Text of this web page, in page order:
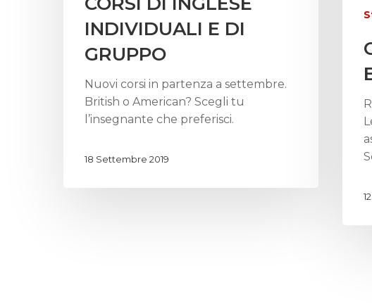
INDIVIDUALI E DI
GRUPPO
Nuovi corsi in partenza a settembre.
British o American? Scegli tu
l’insegnante che preferisci.
18 Settembre 2019